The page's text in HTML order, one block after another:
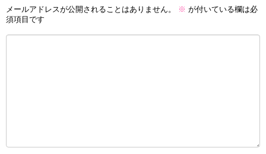
メールアドレスが公開されることはありません。 ※ が付いている欄は必
須項目です